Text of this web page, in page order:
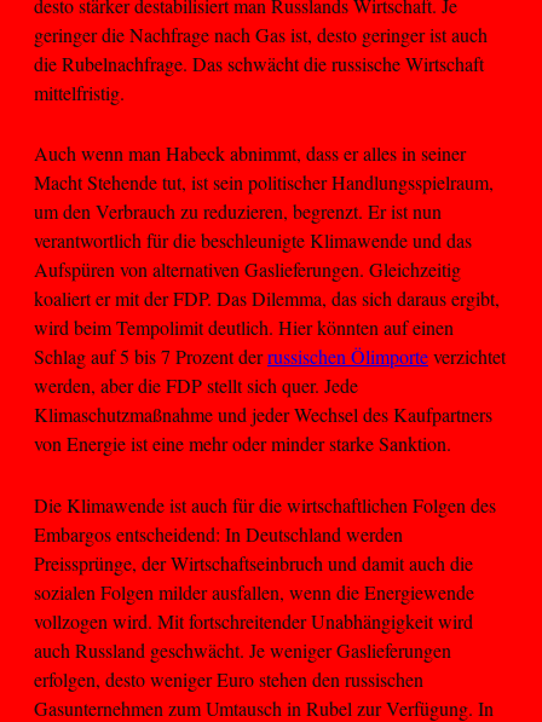
geringer die Nachfrage nach Gas ist, desto geringer ist auch
die Rubelnachfrage. Das schwächt die russische Wirtschaft
mittelfristig.
Auch wenn man Habeck abnimmt, dass er alles in seiner
Macht Stehende tut, ist sein politischer Handlungsspielraum,
um den Verbrauch zu reduzieren, begrenzt. Er ist nun
verantwortlich für die beschleunigte Klimawende und das
Aufspüren von alternativen Gaslieferungen. Gleichzeitig
koaliert er mit der FDP. Das Dilemma, das sich daraus ergibt,
wird beim Tempolimit deutlich. Hier könnten auf einen
Schlag auf 5 bis 7 Prozent derrussischen Ölimporteverzichtet
werden, aber die FDP stellt sich quer. Jede
Klimaschutzmaßnahme und jeder Wechsel des Kaufpartners
von Energie ist eine mehr oder minder starke Sanktion.
Die Klimawende ist auch für die wirtschaftlichen Folgen des
Embargos entscheidend: In Deutschland werden
Preissprünge, der Wirtschaftseinbruch und damit auch die
sozialen Folgen milder ausfallen, wenn die Energiewende
vollzogen wird. Mit fortschreitender Unabhängigkeit wird
auch Russland geschwächt. Je weniger Gaslieferungen
erfolgen, desto weniger Euro stehen den russischen
Gasunternehmen zum Umtausch in Rubel zur Verfügung. In